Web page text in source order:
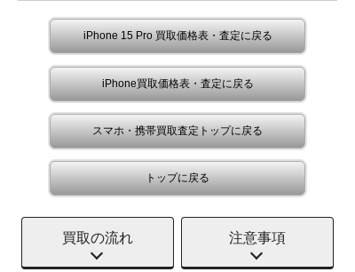
iPhone 15 Pro 買取価格表・査定に戻る
iPhone買取価格表・査定に戻る
スマホ・携帯買取査定トップに戻る
トップに戻る
買取の流れ 注意事項